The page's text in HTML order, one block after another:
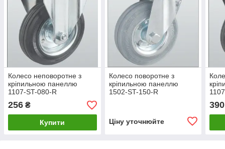
Колесо неповоротне з
кріпильною панеллю
1107-ST-080-R
256 ₴
Купити
Колесо поворотне з
кріпильною панеллю
1502-ST-150-R
Ціну уточнюйте
390